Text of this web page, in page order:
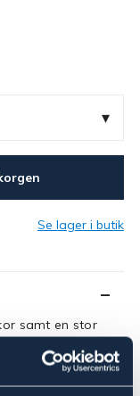
▾
Se lager i butik
samt en stor
art nr 1009.